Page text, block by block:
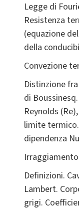
Legge di
Resistenza
(equazione
della
Convezione
Distinzione
di
Reynolds
limite
dipendenza
Definizioni.
Lambert.
grigi.